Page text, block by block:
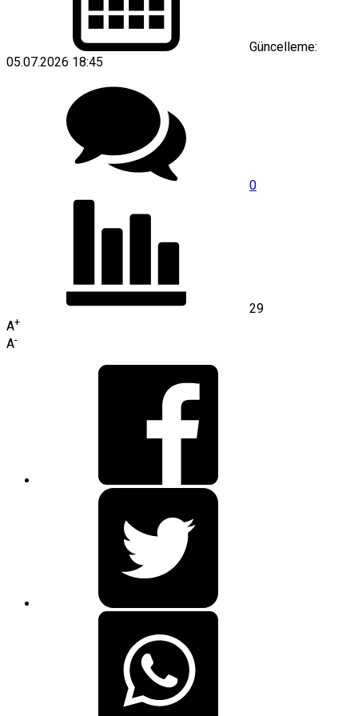
Güncelleme:
05.07.2026 18:45
0
29
A+
A-